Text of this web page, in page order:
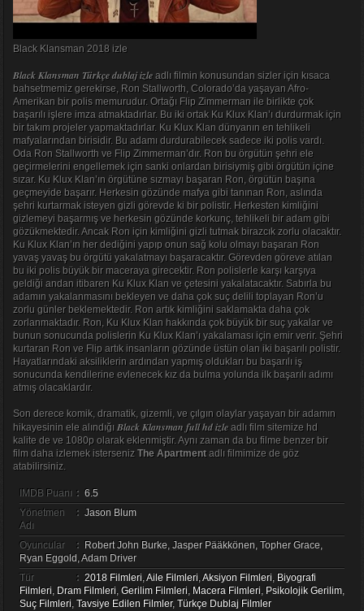
Black Klansman 2018 izle
Black Klansman Türkçe dublaj izleadlı filmin konusundan sizler için kısaca
bahsetmemiz gerekirse, Ron Stallworth, Colorado’da yaşayan Afro-
Amerikan bir polis memurudur. Ortağı Flip Zimmerman ile birlikte çok
başarılı işlere imza atmaktadırlar. Bu iki ortak Ku Klux Klan’ı durdurmak için
bir takım projeler yapmaktadırlar. Ku Klux Klan dünyanın en tehlikeli
mafyalarından birisidir. Bu adamı durdurabilecek sadece iki polis vardı.
Oda Ron Stallworth ve Flip Zimmerman’dır. Ron bu örgütün şehri ele
geçirmelerini engellemek için sanki onlardan birisiymiş gibi örgütün içine
sızar. Ku Klux Klan’ın örgütüne sızmayı başaran Ron, örgütün başına
geçmeyide başarır. Herkesin gözünde mafya gibi tanınan Ron, aslında
şehri kurtarmak isteyen gizli görevde ki bir polistir. Herkesten kimliğini
gizlemeyi başarmış ve herkesin gözünde korkunç, tehlikeli bir adam gibi
gözükmektedir. Ancak Ron için kimliğini gizli tutmak birazcık zorlu olacaktır.
Ku Klux Klan’ın her dediğini yapıp onun sağ kolu olmayı başaran Ron
yavaş yavaş bu örgütü yakalatmayı başaracaktır. Görevden göreve atılan
bu iki polis büyük bir maceraya girecektir. Ron polislerle karşı karşıya
geldiği andan itibaren Ku Klux Klan ve çetesini yakalatacaktır. Sabırla bu
adamın yakalanmasını bekleyen ve daha çok suç delili toplayan Ron’u
zorlu günler beklemektedir. Ron artık kimliğini saklamakta daha çok
zorlanmaktadır. Ron, Ku Klux Klan hakkında çok büyük bir suç yakalar ve
bunun sonucunda polislerin Ku Klux Klan’ı yakalaması için emir verir. Şehri
kurtaran Ron ve Flip artık insanların gözünde üstün olan iki başarılı polistir.
Hayatlarındaki aksiliklerin ardından yapmış oldukları bu başarılı iş
sonucunda kendilerine evlenecek kız da bulma yolunda ilk başarılı adımı
atmış olacaklardır.
Son derece komik, dramatik, gizemli, ve çılgın olaylar yaşayan bir adamın
hikayesinin ele alındığı Black Klansman full hd izleadlı film sitemize hd
kalite de ve 1080p olarak eklenmiştir. Aynı zaman da bu filme benzer bir
film daha izlemek isterseniz The Apartmentadlı filmimize de göz
atabilirsiniz.
IMDB Puanı : 6.5
Yönetmen
Adı
: Jason Blum
Oyuncular : Robert John Burke, Jasper Pääkkönen, Topher Grace,
Ryan Eggold, Adam Driver
Tür
: 2018 Filmleri,Aile Filmleri,Aksiyon Filmleri, Biyografi
Filmleri, Dram Filmleri, Gerilim Filmleri, Macera Filmleri, Psikolojik Gerilim,
Suç Filmleri, Tavsiye Edilen Filmler, Türkçe Dublaj Filmler